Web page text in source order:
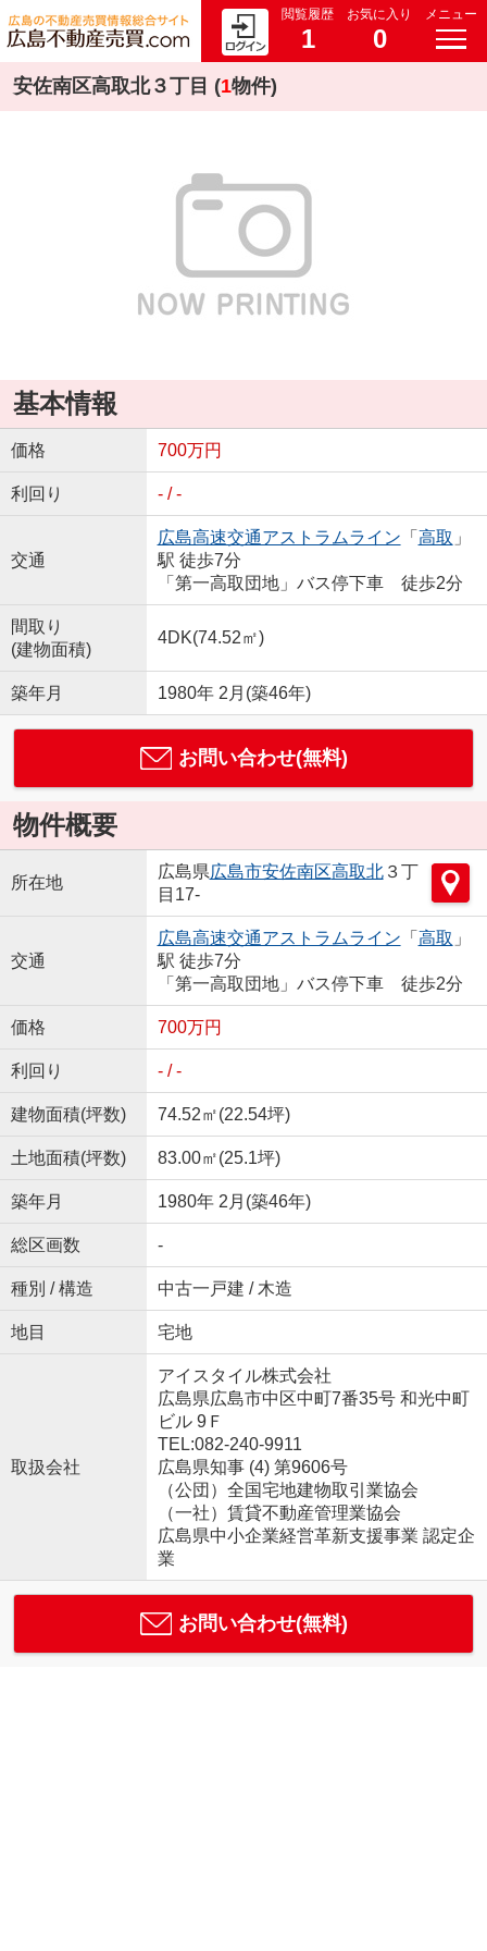
閲覧履歴
1
お気に入り
0
メニュー
安佐南区高取北３丁目 (1物件)
基本情報
価格 700万円
利回り - / -
交通
広島高速交通アストラムライン 「 高取 」
駅 徒歩7分
「第一高取団地」バス停下車 徒歩2分
間取り
(建物面積)
4DK(74.52㎡)
築年月 1980年 2月(築46年)
お問い合わせ(無料)
物件概要
所在地
広島県広島市安佐南区高取北３丁
目17-
交通
広島高速交通アストラムライン 「 高取 」
駅 徒歩7分
「第一高取団地」バス停下車 徒歩2分
価格 700万円
利回り - / -
建物面積(坪数) 74.52㎡(22.54坪)
土地面積(坪数) 83.00㎡(25.1坪)
築年月 1980年 2月(築46年)
総区画数 -
種別 / 構造 中古一戸建 / 木造
地目 宅地
取扱会社
アイスタイル株式会社
広島県広島市中区中町7番35号 和光中町
ビル 9Ｆ
TEL:082-240-9911
広島県知事 (4) 第9606号
（公団）全国宅地建物取引業協会
（一社）賃貸不動産管理業協会
広島県中小企業経営革新支援事業 認定企
業
お問い合わせ(無料)